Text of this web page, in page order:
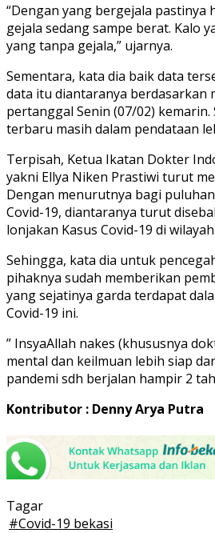
“Dengan yang bergejala pastinya
gejala sedang sampe berat. Kalo
yang tanpa gejala,” ujarnya.
Sementara, kata dia baik data
data itu diantaranya berdasarkan
pertanggal Senin (07/02)
terbaru masih dalam pendataan
Terpisah, Ketua Ikatan Dokter
yakni Ellya Niken Prastiwi turut
Dengan menurutnya bagi
Covid-19, diantaranya turut
lonjakan Kasus Covid-19 di
Sehingga, kata dia untuk
pihaknya sudah memberikan
yang sejatinya garda terdapat
Covid-19 ini.
” InsyaAllah nakes (khususnya
mental dan keilmuan lebih siap
pandemi sdh berjalan hampir 2
Kontributor : Denny Arya Putra
Tagar
#Covid-19 bekasi